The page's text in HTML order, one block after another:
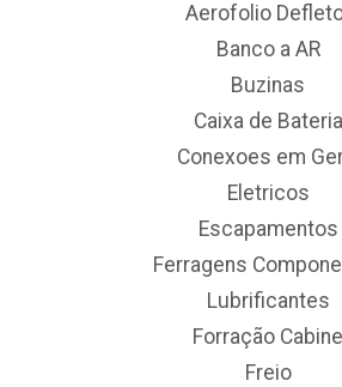
Aerofolio
Banco a AR
Buzinas
Caixa de Bateria
Conexoes em
Eletricos
Escapamentos
Ferragens
Lubrificantes
Forração Cabine
Freio